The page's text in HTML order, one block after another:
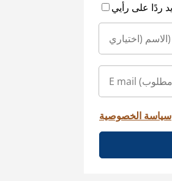
سياسة الخصوصية